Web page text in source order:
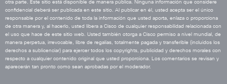
otra parte. Este sitio está disponible de manera pública. Ninguna información que considere
confidencial deberá ser publicada en este sitio. Al publicar en él, usted acepta ser el único
responsable por el contenido de toda la información que usted aporta, enlaza o proporciona
de otra manera y, al hacerlo, usted libera a Cisco de cualquier responsabilidad relacionada con
el uso que hace de este sitio web. Usted también otorga a Cisco permiso a nivel mundial, de
manera perpetua, irrevocable, libre de regalías, totalmente pagada y transferible (incluidos los
derechos a sublicenciar) para ejercer todos los copyrights, publicidad y derechos morales con
respecto a cualquier contenido original que usted proporciona. Los comentarios se revisan y
aparecerán tan pronto como sean aprobadas por el moderador.